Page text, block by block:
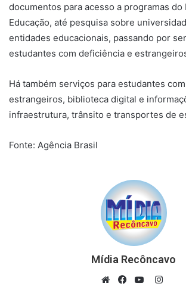
documentos para acesso a programas
Educação, até pesquisa sobre
entidades educacionais, passando por
estudantes com deficiência e
Há também serviços para estudantes
estrangeiros, biblioteca digital e
infraestrutura, trânsito e transportes de
Fonte: Agência Brasil
Mídia Recôncavo